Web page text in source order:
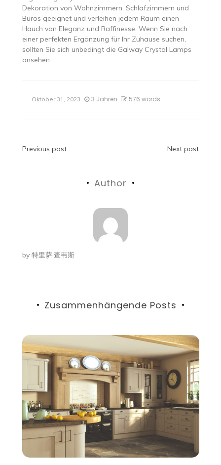
Dekoration von Wohnzimmern, Schlafzimmern und
Büros geeignet und verleihen jedem Raum einen
Hauch von Eleganz und Raffinesse. Wenn Sie nach
einer perfekten Ergänzung für Ihr Zuhause suchen,
sollten Sie sich unbedingt die Galway Crystal Lamps
ansehen.
Oktober 31, 2023 3 Jahren 576 words
Beitragsnavigation
Previous post Next post
Author
by 特里萨·查韦斯
Zusammenhängende Posts